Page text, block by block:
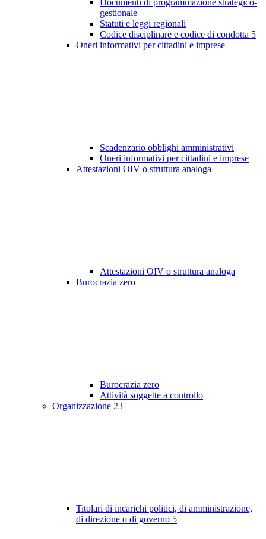
Documenti di programmazione strategico-
gestionale
Statuti e leggi regionali
Codice disciplinare e codice di condotta 5
Oneri informativi per cittadini e imprese
Scadenzario obblighi amministrativi
Oneri informativi per cittadini e imprese
Attestazioni OIV o struttura analoga
Attestazioni OIV o struttura analoga
Burocrazia zero
Burocrazia zero
Attività soggette a controllo
Organizzazione 23
Titolari di incarichi politici, di amministrazione,
di direzione o di governo 5